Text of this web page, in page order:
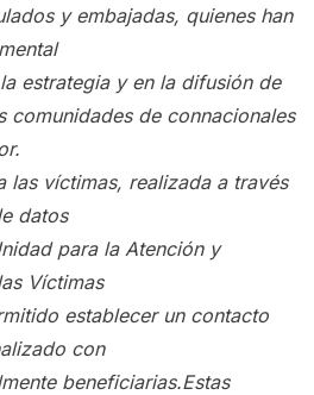
y embajadas, quienes han
estrategia y en la difusión de
comunidades de connacionales
las víctimas, realizada a través
datos
para la Atención y
Víctimas
establecer un contacto
con
beneficiarias.Estas